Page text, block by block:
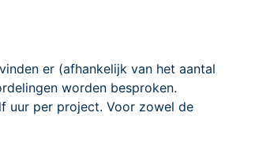
er (afhankelijk van het aantal
worden besproken.
uur per project. Voor zowel de